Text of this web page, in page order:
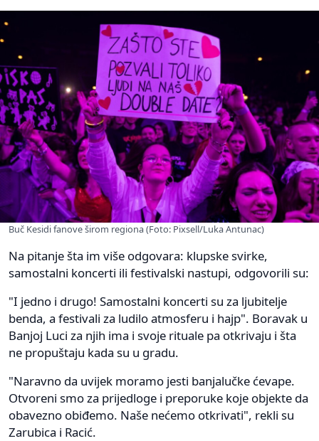
Buč Kesidi fanove širom regiona (Foto: Pixsell/Luka Antunac)
Na pitanje šta im više odgovara: klupske svirke,
samostalni koncerti ili festivalski nastupi, odgovorili su:
"I jedno i drugo! Samostalni koncerti su za ljubitelje
benda, a festivali za ludilo atmosferu i hajp". Boravak u
Banjoj Luci za njih ima i svoje rituale pa otkrivaju i šta
ne propuštaju kada su u gradu.
"Naravno da uvijek moramo jesti banjalučke ćevape.
Otvoreni smo za prijedloge i preporuke koje objekte da
obavezno obiđemo. Naše nećemo otkrivati", rekli su
Zarubica i Racić.